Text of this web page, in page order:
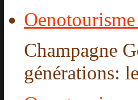
Champagne
générations: